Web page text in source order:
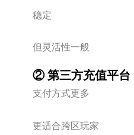
稳定
但灵活性一般
② 第三方充值平台
支付方式更多
更适合跨区玩家